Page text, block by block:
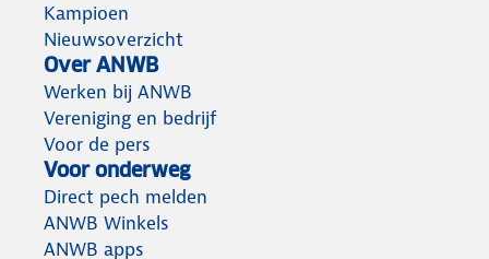
Kampioen
Nieuwsoverzicht
Over ANWB
Werken bij ANWB
Vereniging en bedrijf
Voor de pers
Voor onderweg
Direct pech melden
ANWB Winkels
ANWB apps